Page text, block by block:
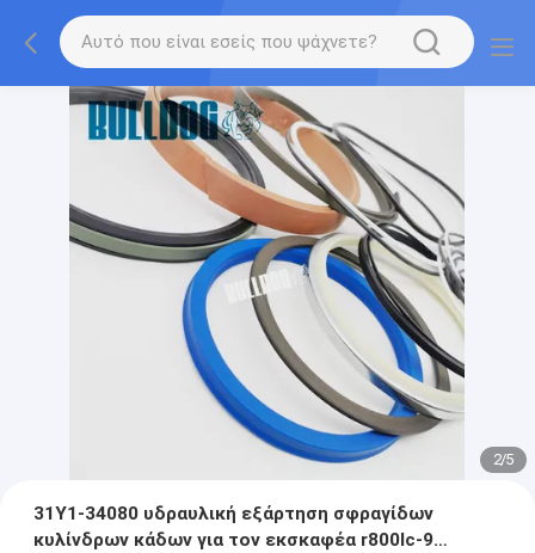
2/5
31Y1-34080 υδραυλική εξάρτηση σφραγίδων
κυλίνδρων κάδων για τον εκσκαφέα r800lc-9